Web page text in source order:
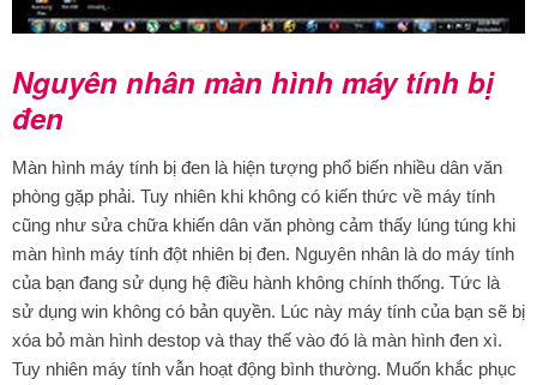
Nguyên nhân màn hình máy tính bị
đen
Màn hình máy tính bị đen là hiện tượng phổ biến nhiều dân văn
phòng gặp phải. Tuy nhiên khi không có kiến thức về máy tính
cũng như sửa chữa khiến dân văn phòng cảm thấy lúng túng khi
màn hình máy tính đột nhiên bị đen. Nguyên nhân là do máy tính
của bạn đang sử dụng hệ điều hành không chính thống. Tức là
sử dụng win không có bản quyền. Lúc này máy tính của bạn sẽ bị
xóa bỏ màn hình destop và thay thế vào đó là màn hình đen xì.
Tuy nhiên máy tính vẫn hoạt động bình thường. Muốn khắc phục